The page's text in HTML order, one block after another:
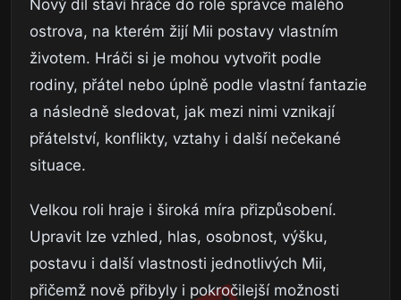
Nový díl staví hráče do role správce malého
ostrova, na kterém žijí Mii postavy vlastním
životem. Hráči si je mohou vytvořit podle
rodiny, přátel nebo úplně podle vlastní fantazie
a následně sledovat, jak mezi nimi vznikají
přátelství, konflikty, vztahy i další nečekané
situace.
Velkou roli hraje i široká míra přizpůsobení.
Upravit lze vzhled, hlas, osobnost, výšku,
postavu i další vlastnosti jednotlivých Mii,
přičemž nově přibyly i pokročilejší možnosti